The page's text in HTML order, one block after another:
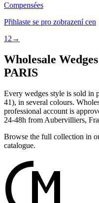
Compensées
Přihlaste se pro zobrazení cen
1 2 →
Wholesale
PARIS
Every wedges style is sold in
41), in several colours.
professional account is
24-48h from Aubervilliers,
Browse the full collection in
catalogue.